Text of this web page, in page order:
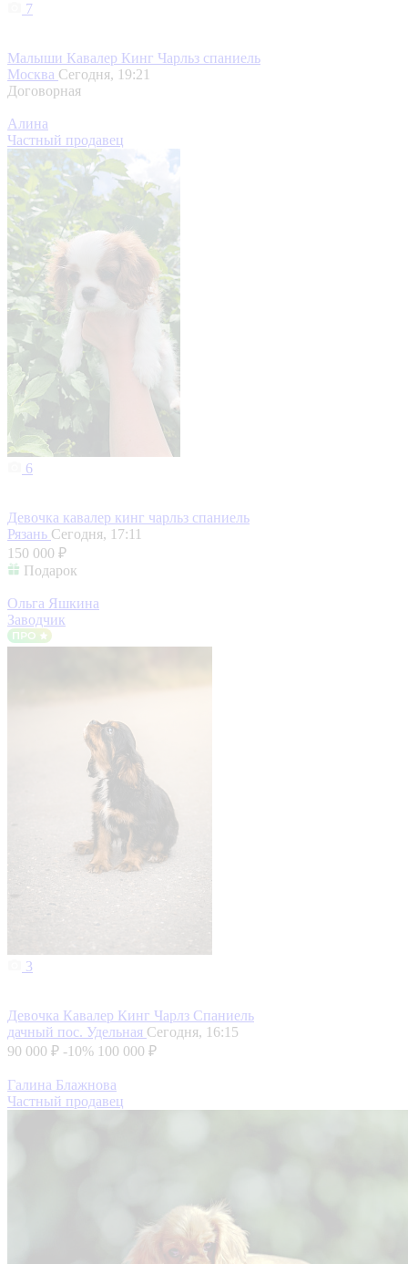
7
Малыши Кавалер Кинг Чарльз спаниель
Москва Сегодня, 19:21
Договорная
Алина
Частный продавец
6
Девочка кавалер кинг чарльз спаниель
Рязань Сегодня, 17:11
150 000 ₽
Подарок
Ольга Яшкина
Заводчик
3
Девочка Кавалер Кинг Чарлз Спаниель
дачный пос. Удельная Сегодня, 16:15
90 000 ₽ -10% 100 000 ₽
Галина Блажнова
Частный продавец